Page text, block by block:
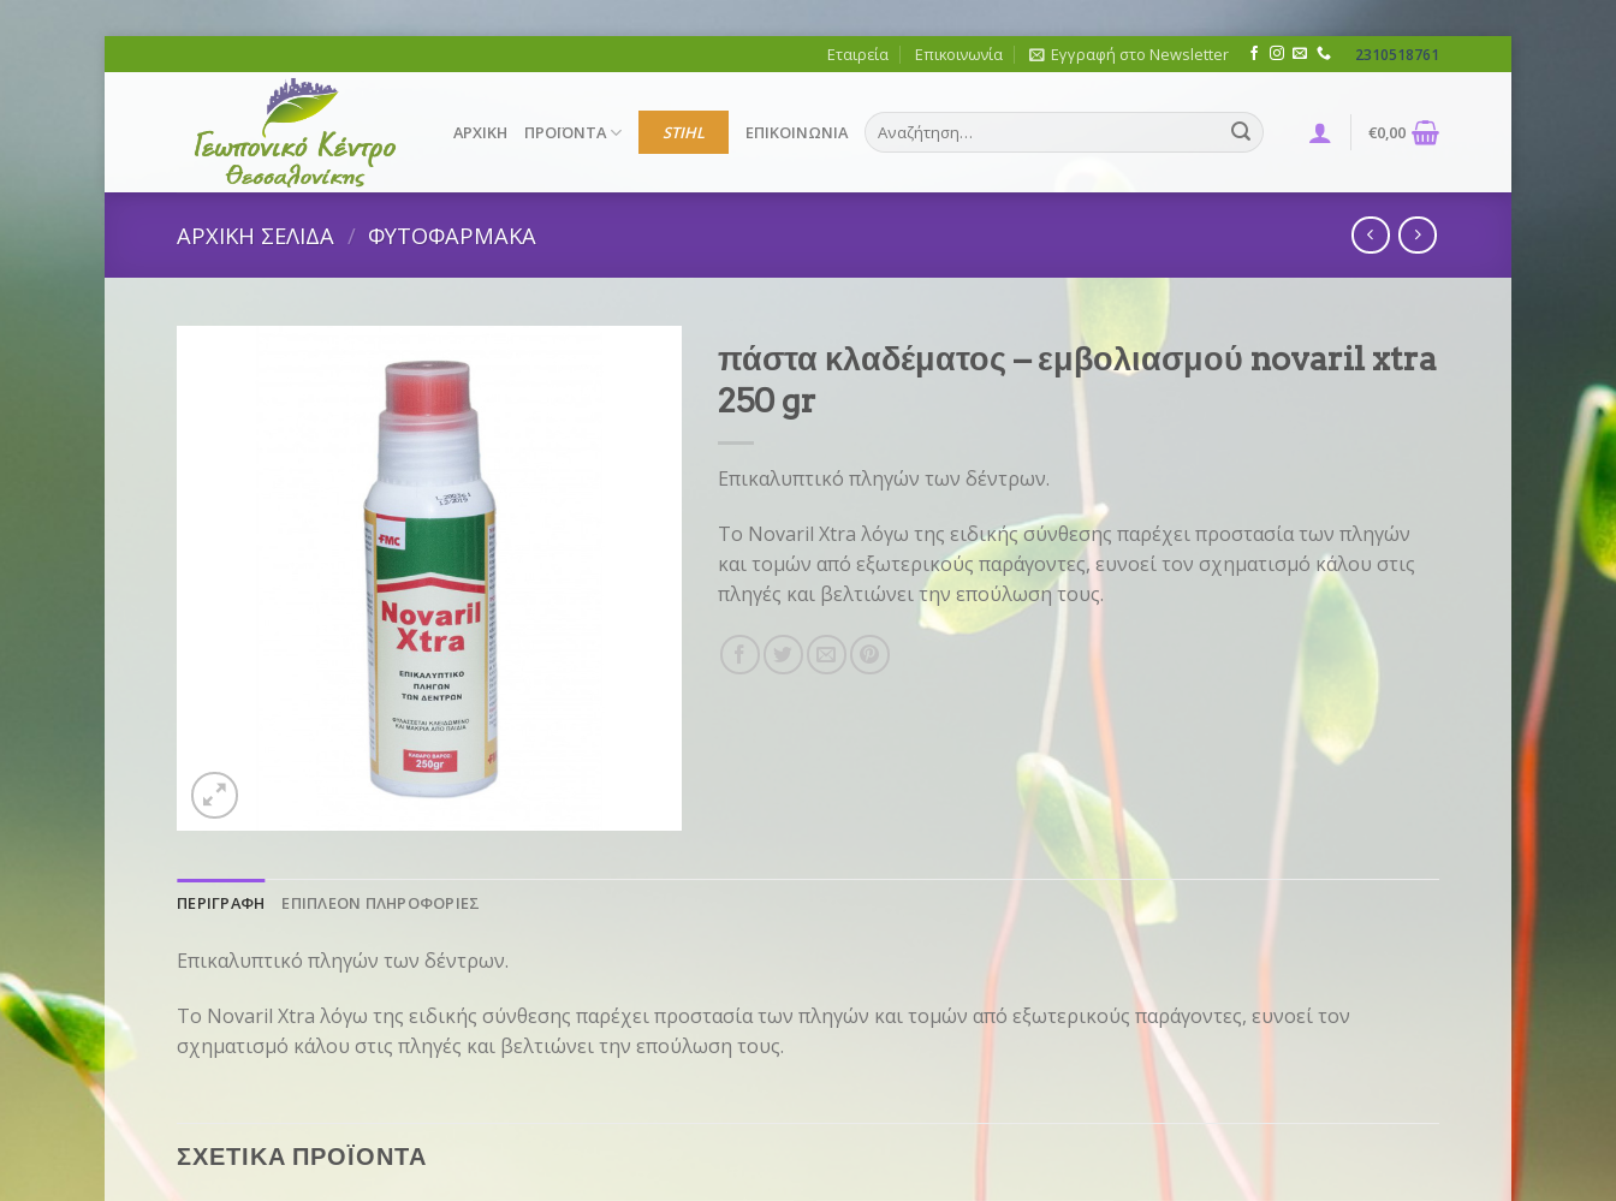
to
Εταιρεία Επικοινωνία Εγγραφή στο Newsletter 2310518761
ΑΡΧΙΚΗ ΠΡΟΪΟΝΤΑ STIHL ΕΠΙΚΟΙΝΩΝΙΑ
Αναζήτηση
για:
€0,00
ΑΡΧΙΚΗ ΣΕΛΙΔΑ / ΦΥΤΟΦΑΡΜΑΚΑ
πάστα κλαδέματος – εμβολιασμού novaril xtra
250 gr
Επικαλυπτικό πληγών των δέντρων.
Το Novaril Xtra λόγω της ειδικής σύνθεσης παρέχει προστασία των πληγών
και τομών από εξωτερικούς παράγοντες, ευνοεί τον σχηματισμό κάλου στις
πληγές και βελτιώνει την επούλωση τους.
ΠΕΡΙΓΡΑΦΗ ΕΠΙΠΛΕΟΝ ΠΛΗΡΟΦΟΡΙΕΣ
Επικαλυπτικό πληγών των δέντρων.
Το Novaril Xtra λόγω της ειδικής σύνθεσης παρέχει προστασία των πληγών και τομών από εξωτερικούς παράγοντες, ευνοεί τον
σχηματισμό κάλου στις πληγές και βελτιώνει την επούλωση τους.
ΣΧΕΤΙΚΑ ΠΡΟΪΟΝΤΑ